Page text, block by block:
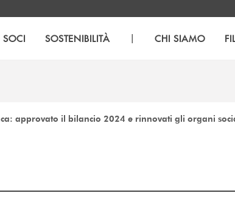
SOCI SOSTENIBILITÀ | CHI SIAMO
approvato il bilancio 2024 e rinnovati gli organi